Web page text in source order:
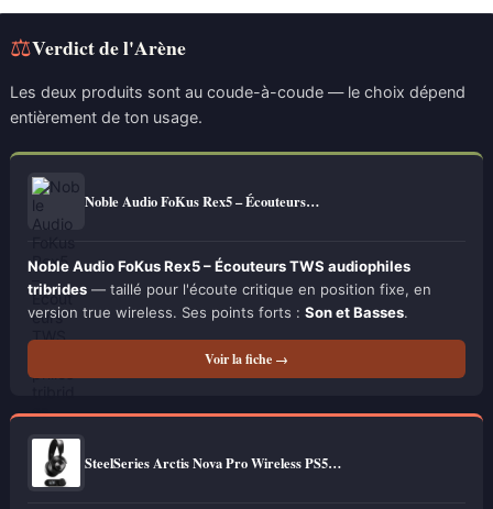
⚖Verdict de l'Arène
Les deux produits sont au coude-à-coude — le choix dépend
entièrement de ton usage.
Noble Audio FoKus Rex5 – Écouteurs…
Noble Audio FoKus Rex5 – Écouteurs TWS audiophiles
tribrides — taillé pour l'écoute critique en position fixe, en
version true wireless. Ses points forts : Son et Basses.
Voir la fiche →
SteelSeries Arctis Nova Pro Wireless PS5…